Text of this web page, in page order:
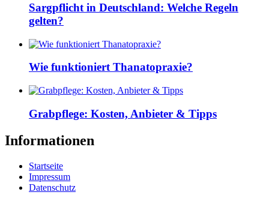
Sargpflicht in Deutschland: Welche Regeln
gelten?
Wie funktioniert Thanatopraxie?
Grabpflege: Kosten, Anbieter & Tipps
Informationen
Startseite
Impressum
Datenschutz